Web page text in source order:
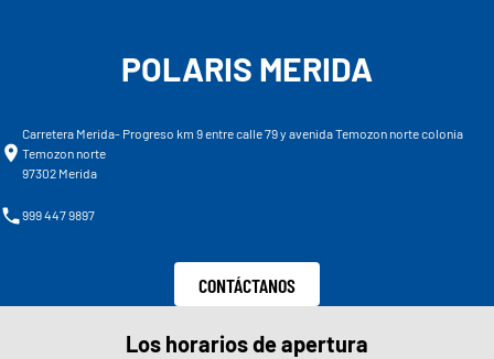
POLARIS MERIDA
Carretera Merida- Progreso km 9 entre calle 79 y avenida Temozon norte colonia
Temozon norte
97302 Merida
999 447 9897
CONTÁCTANOS
Los horarios de apertura